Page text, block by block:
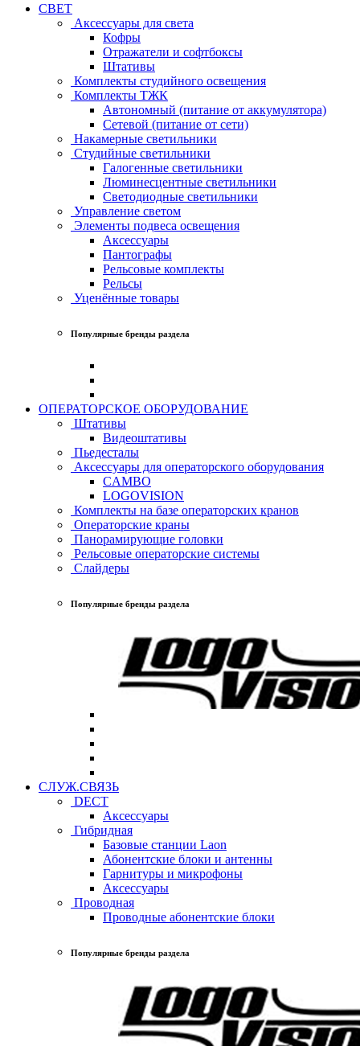
СВЕТ
Аксессуары для света
Кофры
Отражатели и софтбоксы
Штативы
Комплекты студийного освещения
Комплекты ТЖК
Автономный (питание от аккумулятора)
Сетевой (питание от сети)
Накамерные светильники
Студийные светильники
Галогенные светильники
Люминесцентные светильники
Светодиодные светильники
Управление светом
Элементы подвеса освещения
Аксессуары
Пантографы
Рельсовые комплекты
Рельсы
Уценённые товары
Популярные бренды раздела
ОПЕРАТОРСКОЕ ОБОРУДОВАНИЕ
Штативы
Видеоштативы
Пьедесталы
Аксессуары для операторского оборудования
CAMBO
LOGOVISION
Комплекты на базе операторских кранов
Операторские краны
Панорамирующие головки
Рельсовые операторские системы
Слайдеры
Популярные бренды раздела
СЛУЖ.СВЯЗЬ
DECT
Аксессуары
Гибридная
Базовые станции Laon
Абонентские блоки и антенны
Гарнитуры и микрофоны
Аксессуары
Проводная
Проводные абонентские блоки
Популярные бренды раздела